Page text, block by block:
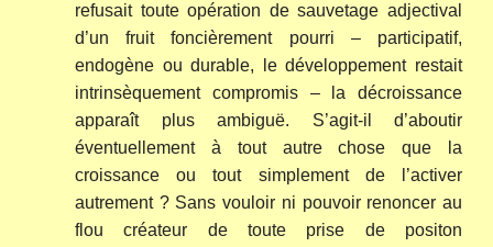
refusait toute opération de sauvetage adjectival
d’un fruit foncièrement pourri – participatif,
endogène ou durable, le développement restait
intrinsèquement compromis – la décroissance
apparaît plus ambiguë. S’agit-il d’aboutir
éventuellement à tout autre chose que la
croissance ou tout simplement de l’activer
autrement ? Sans vouloir ni pouvoir renoncer au
flou créateur de toute prise de positon